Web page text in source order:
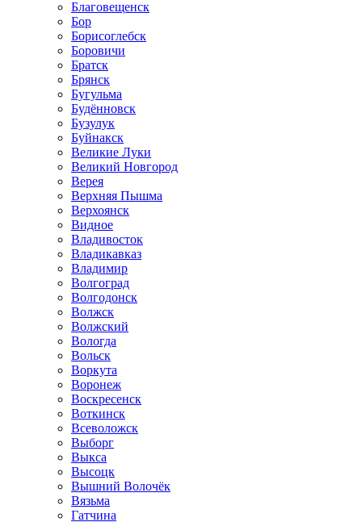
Благовещенск
Бор
Борисоглебск
Боровичи
Братск
Брянск
Бугульма
Будённовск
Бузулук
Буйнакск
Великие Луки
Великий Новгород
Верея
Верхняя Пышма
Верхоянск
Видное
Владивосток
Владикавказ
Владимир
Волгоград
Волгодонск
Волжск
Волжский
Вологда
Вольск
Воркута
Воронеж
Воскресенск
Воткинск
Всеволожск
Выборг
Выкса
Высоцк
Вышний Волочёк
Вязьма
Гатчина